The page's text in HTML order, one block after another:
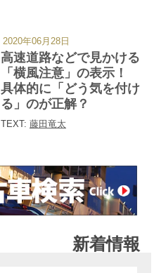
高速道路などで見かける
「横風注意」の表示！
具体的に「どう気を付け
る」のが正解？
TEXT: 藤田竜太
2020年06月28日
新着情報